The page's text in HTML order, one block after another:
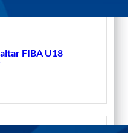
FIBA U18